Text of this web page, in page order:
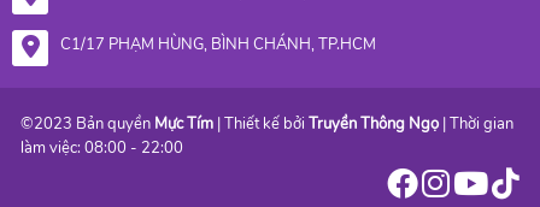
C1/17 PHẠM HÙNG, BÌNH CHÁNH, TP.HCM
©2023 Bản quyền Mực Tím | Thiết kế bởi Truyền Thông Ngọ | Thời gian
làm việc: 08:00 - 22:00